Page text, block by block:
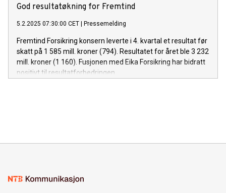
God resultatøkning for Fremtind
5.2.2025 07:30:00 CET | Pressemelding
Fremtind Forsikring konsern leverte i 4. kvartal et resultat før
skatt på 1 585 mill. kroner (794). Resultatet for året ble 3 232
mill. kroner (1 160). Fusjonen med Eika Forsikring har bidratt
positivt til resultatforbedringen.